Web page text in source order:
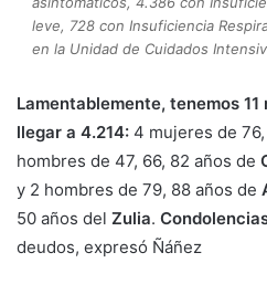
leve, 728 con Insuficiencia
en la Unidad de Cuidados
Lamentablemente, tenemos
llegar a 4.214: 4 mujeres de
hombres de 47, 66, 82 años de
y 2 hombres de 79, 88 años de
50 años del Zulia.
deudos, expresó Ñáñez